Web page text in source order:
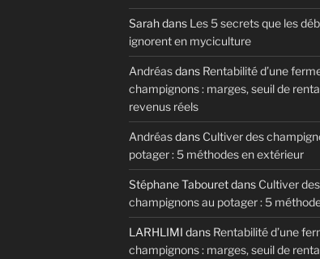
Sarahdans Les 5 secrets que les
ignorent en myciculture
Andréasdans Rentabilité d’une
champignons : marges, seuil de
revenus réels
Andréasdans Cultiver des
potager : 5 méthodes en extérieur
Stéphane Tabouretdans Cultiver des
champignons au potager : 5
LARHLIMI dans Rentabilité d’une
champignons : marges, seuil de